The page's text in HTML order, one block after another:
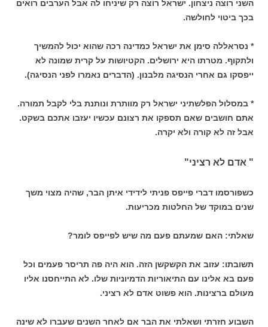
השני רוצה ניצחון. ישראל רוצה רק שיניחו לה אבל הערבים רואים
בכך ביטוי לחולשה.
* נסראללה סימן את ישראל כמדינה רכה שהוא יכול להמשיך
ולתקוף. מטרתו היא ירושלים. הקטיושות על קרית שמונה לא
ייפסקו גם אחרי הנסיגה מלבנון. (הדברים נאמרו לפני הנסיגה).
* במסלול הפלשתיני ישראל רק מוותרת ונותנת בלי לקבל תמורה.
אתם חושבים שאם תספקו את רצונם עכשיו יעזבו אתכם בשקט.
אבל זה לא קורה ולא יקרה.
" אדם לא רציני"
כשפורסמו דברי פייפס פניתי לידידי איתן הבר, שהיה מצוי משך
שנים במוקד של החלטות מכריעות.
שאלתי: האם שמעתם פעם מה שיש לפייפס לומר?
תשובתו: עזוב את הקשקשן הזה. הוא היה פה תריסר פעמים וכל
פעם בא אלינו עם התיאוריות הדמיוניות שלו. לא התייחסנו אליו
מעולם ברצינות. הוא פשוט אדם לא רציני.
השבוע חזרתי ושאלתי את הבר אם לאחר השנים שעברו לא שינה